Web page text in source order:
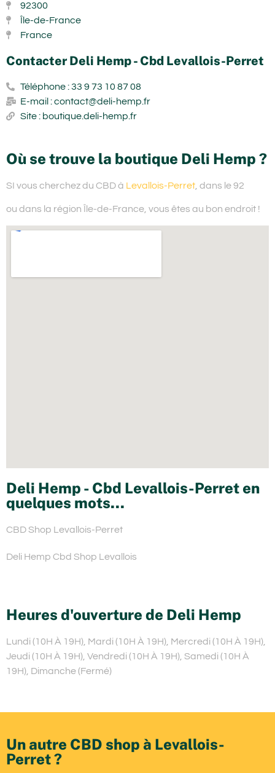
92300
Île-de-France
France
Contacter Deli Hemp - Cbd Levallois-Perret
Téléphone : 33 9 73 10 87 08
E-mail : contact@deli-hemp.fr
Site : boutique.deli-hemp.fr
Où se trouve la boutique Deli Hemp ?
SI vous cherchez du CBD à Levallois-Perret , dans le 92
ou dans la région Île-de-France, vous êtes au bon endroit !
Deli Hemp - Cbd Levallois-Perret en
quelques mots...
CBD Shop Levallois-Perret
Deli Hemp Cbd Shop Levallois
Heures d'ouverture de Deli Hemp
Lundi (10H À 19H), Mardi (10H À 19H), Mercredi (10H À 19H),
Jeudi (10H À 19H), Vendredi (10H À 19H), Samedi (10H À
19H), Dimanche (Fermé)
Un autre CBD shop à Levallois-
Perret ?